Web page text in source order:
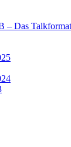
– Das Talkformat